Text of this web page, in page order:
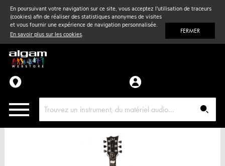
En poursuivant votre navigation sur ce site, vous acceptez l'utilisation de traceurs
(cookies) afin de réaliser des statistiques anonymes de visites
et vous fournir une expérience de navigation personnalisée.
En savoir plus sur les cookies. FERMER
Vent& Violon
Accessoires
Pièces détachées